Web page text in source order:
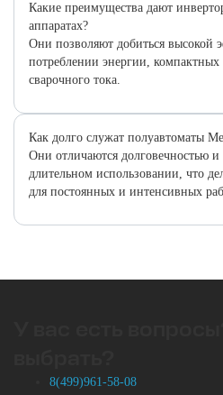
Какие преимущества дают
аппаратах?
Они позволяют добиться высокой
потреблении энергии, компактных
сварочного тока.
Как долго служат полуавтоматы
Они отличаются долговечностью
длительном использовании, что
для постоянных и интенсивных
8(499)961-58-08